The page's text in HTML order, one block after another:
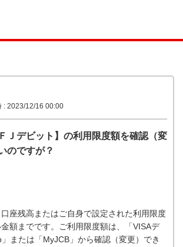
: 2023/12/16 00:00
Ｊデビット】の利用限度額を確認（変
のですが？
座残高またはご自身で設定された利用限度
額までです。ご利用限度額は、「VISAデ
または「MyJCB」から確認（変更）でき